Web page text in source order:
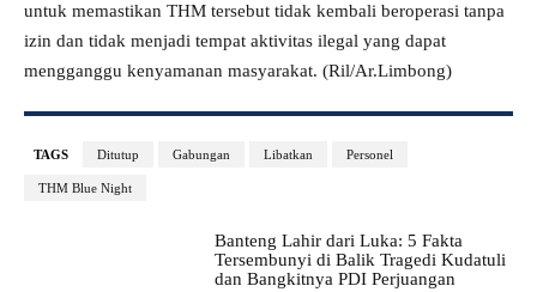
untuk memastikan THM tersebut tidak kembali beroperasi tanpa
izin dan tidak menjadi tempat aktivitas ilegal yang dapat
mengganggu kenyamanan masyarakat. (Ril/Ar.Limbong)
TAGS Ditutup Gabungan Libatkan Personel
THM Blue Night
Banteng Lahir dari Luka: 5 Fakta
Tersembunyi di Balik Tragedi Kudatuli
dan Bangkitnya PDI Perjuangan